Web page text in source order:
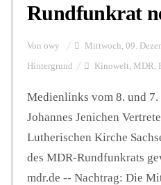
Rundfunkrat
Von owy Mittwoch, 09.
Hintergrund Kinowelt, MDR,
Medienlinks vom 8. und 7.
Johannes Jenichen
Lutherischen Kirche
des MDR-Rundfunkrats
mdr.de -- Nachtrag: Die